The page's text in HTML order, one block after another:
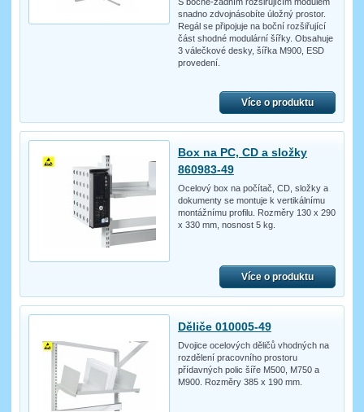
snadno zdvojnásobíte úložný prostor.
Regál se připojuje na boční rozšiřující
část shodné modulární šířky. Obsahuje
3 válečkové desky, šířka M900, ESD
provedení.
Více o produktu
Box na PC, CD a složky
860983-49
Ocelový box na počítač, CD, složky a
dokumenty se montuje k vertikálnímu
montážnímu profilu. Rozměry 130 x 290
x 330 mm, nosnost 5 kg.
Více o produktu
Děliče 010005-49
Dvojice ocelových děličů vhodných na
rozdělení pracovního prostoru
přídavných polic šíře M500, M750 a
M900. Rozměry 385 x 190 mm.